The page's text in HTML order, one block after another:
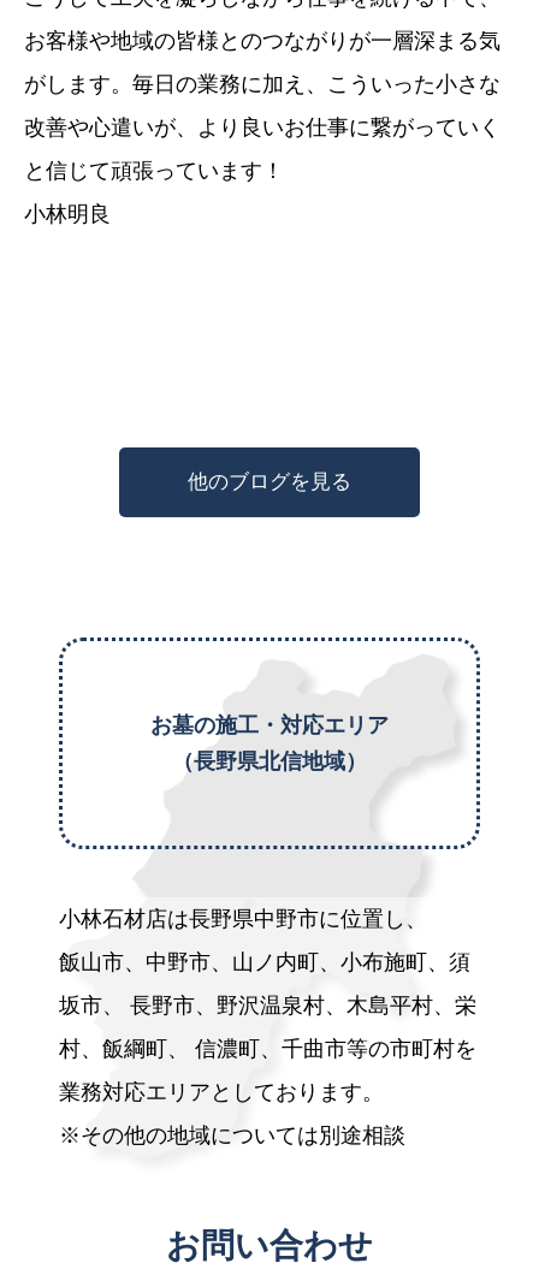
お客様や地域の皆様とのつながりが一層深まる気
がします。毎日の業務に加え、こういった小さな
改善や心遣いが、より良いお仕事に繋がっていく
と信じて頑張っています！
小林明良
他のブログを見る
お墓の施工・対応エリア
（長野県北信地域）
小林石材店は長野県中野市に位置し、
飯山市、中野市、山ノ内町、小布施町、須
坂市、
長野市、野沢温泉村、木島平村、栄
村、飯綱町、
信濃町、千曲市等の市町村を
業務対応エリアとしております。
※その他の地域については別途相談
お問い合わせ